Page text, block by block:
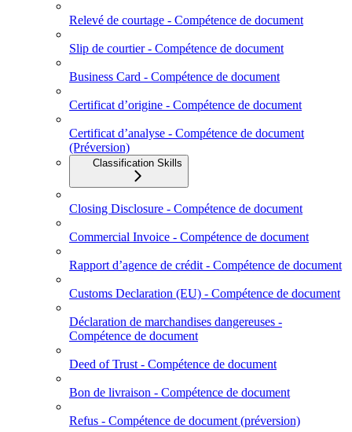
Relevé de courtage - Compétence de document
Slip de courtier - Compétence de document
Business Card - Compétence de document
Certificat d’origine - Compétence de document
Certificat d’analyse - Compétence de document
(Préversion)
Classification Skills
Closing Disclosure - Compétence de document
Commercial Invoice - Compétence de document
Rapport d’agence de crédit - Compétence de document
Customs Declaration (EU) - Compétence de document
Déclaration de marchandises dangereuses -
Compétence de document
Deed of Trust - Compétence de document
Bon de livraison - Compétence de document
Refus - Compétence de document (préversion)